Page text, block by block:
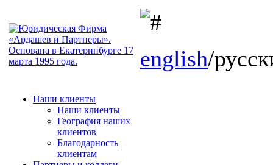
english/
Наши клиенты
Наши клиенты
География наших
клиентов
Благодарность
клиентам